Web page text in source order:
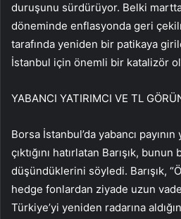
duruşunu sürdürüyor. Belki
döneminde enflasyonda geri
tarafında yeniden bir patikaya
İstanbul için önemli bir katalizör
YABANCI YATIRIMCI VE TL
Borsa İstanbul’da yabancı
çıktığını hatırlatan Barışık,
düşündüklerini söyledi. Barışık,
hedge fonlardan ziyade uzun
Türkiye’yi yeniden radarına